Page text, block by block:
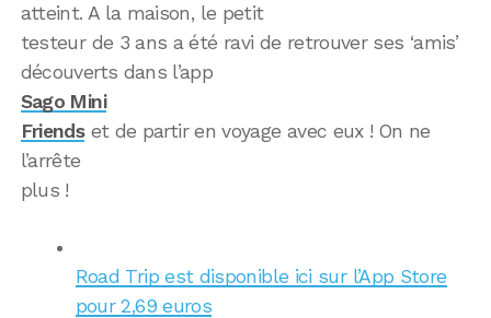
atteint. A la maison, le petit
testeur de 3 ans a été ravi de retrouver ses ‘amis’
découverts dans l’app
Sago Mini
Friendset de partir en voyage avec eux ! On ne
l’arrête
plus !
Road Trip est disponible ici sur l’App Store
pour 2,69 euros